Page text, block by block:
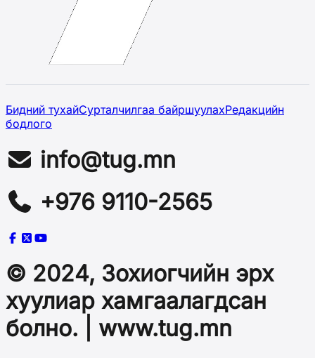
Бидний тухайСурталчилгаа байршуулахРедакцийн
бодлого
info@tug.mn
+976 9110-2565
© 2024, Зохиогчийн эрх
хуулиар хамгаалагдсан
болно. | www.tug.mn